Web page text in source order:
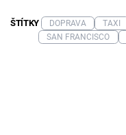
ŠTÍTKY DOPRAVA TAXI
SAN FRANCISCO